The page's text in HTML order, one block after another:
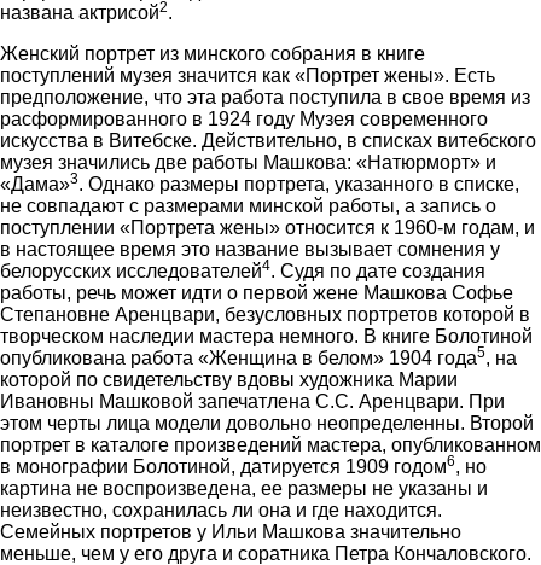
названа актрисой2.
Женский портрет из минского собрания в книге
поступлений музея значится как «Портрет жены». Есть
предположение, что эта работа поступила в свое время из
расформированного в 1924 году Музея современного
искусства в Витебске. Действительно, в списках витебского
музея значились две работы Машкова: «Натюрморт» и
«Дама»3. Однако размеры портрета, указанного в списке,
не совпадают с размерами минской работы, а запись о
поступлении «Портрета жены» относится к 1960-м годам, и
в настоящее время это название вызывает сомнения у
белорусских исследователей4. Судя по дате создания
работы, речь может идти о первой жене Машкова Софье
Степановне Аренцвари, безусловных портретов которой в
творческом наследии мастера немного. В книге Болотиной
опубликована работа «Женщина в белом» 1904 года5, на
которой по свидетельству вдовы художника Марии
Ивановны Машковой запечатлена С.С. Аренцвари. При
этом черты лица модели довольно неопределенны. Второй
портрет в каталоге произведений мастера, опубликованном
в монографии Болотиной, датируется 1909 годом6, но
картина не воспроизведена, ее размеры не указаны и
неизвестно, сохранилась ли она и где находится.
Семейных портретов у Ильи Машкова значительно
меньше, чем у его друга и соратника Петра Кончаловского.